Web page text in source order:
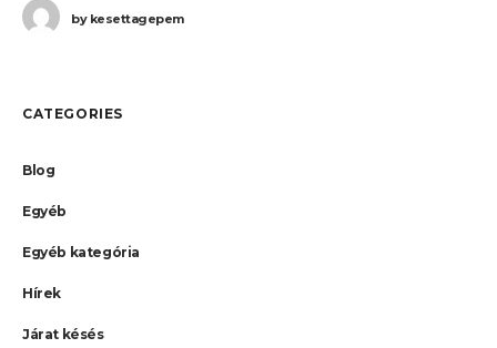
kihasználtsága és
bykesettagepem
CATEGORIES
Blog
Egyéb
Egyéb kategória
Hírek
Járat késés